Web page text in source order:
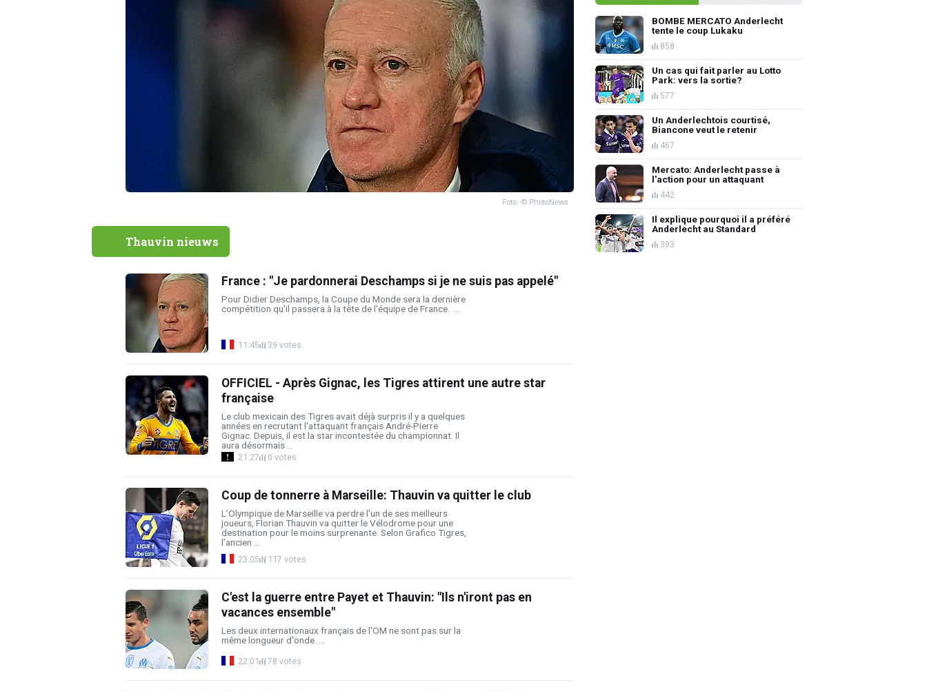
Foto: © PhotoNews
Thauvin nieuws
France : "Je pardonnerai Deschamps si je ne suis pas appelé"
Pour Didier Deschamps, la Coupe du Monde sera la dernière
compétition qu'il passera à la tête de l'équipe de France. ...
11:45 39 votes
OFFICIEL - Après Gignac, les Tigres attirent une autre star
française
Le club mexicain des Tigres avait déjà surpris il y a quelques
années en recrutant l'attaquant français André-Pierre
Gignac. Depuis, il est la star incontestée du championnat. Il
aura désormais ...
21:27 0 votes
Coup de tonnerre à Marseille: Thauvin va quitter le club
L’Olympique de Marseille va perdre l’un de ses meilleurs
joueurs, Florian Thauvin va quitter le Vélodrome pour une
destination pour le moins surprenante. Selon Grafico Tigres,
l’ancien ...
23:05 117 votes
C'est la guerre entre Payet et Thauvin: "Ils n'iront pas en
vacances ensemble"
Les deux internationaux français de l'OM ne sont pas sur la
même longueur d'onde. ...
22:01 78 votes
BOMBE MERCATO Anderlecht
tente le coup Lukaku
858
Un cas qui fait parler au Lotto
Park: vers la sortie?
577
Un Anderlechtois courtisé,
Biancone veut le retenir
467
Mercato: Anderlecht passe à
l'action pour un attaquant
442
Il explique pourquoi il a préféré
Anderlecht au Standard
393